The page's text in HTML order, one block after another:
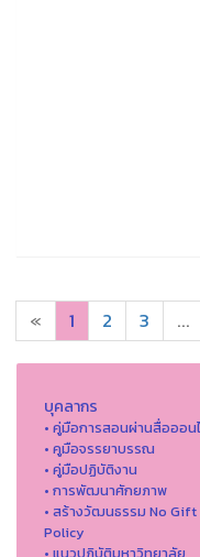
« 1 2 3 ...
บุคลากร
• คู่มือการสอนผ่านสื่อออน
• คูมือจรรยาบรรณ
• คู่มือปฏิบัติงาน
• การพัฒนาศักยภาพ
• สร้างวัฒนธรรม No Gift
Policy